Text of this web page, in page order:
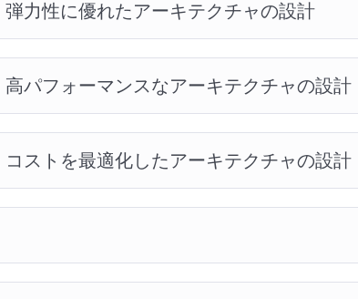
弾力性に優れたアーキテクチャの設計
高パフォーマンスなアーキテクチャの設計
コストを最適化したアーキテクチャの設計